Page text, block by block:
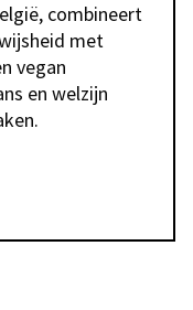
combineert
met
vegan
en welzijn